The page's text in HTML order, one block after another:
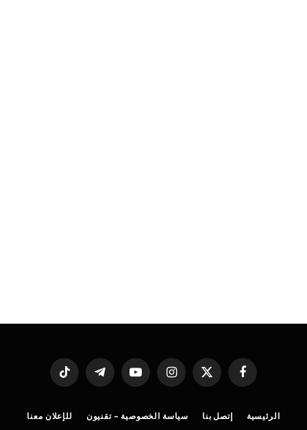
فيسبوك
X
الانستغراميوتيوب تيلقرام تيكتوك
الرئيسية إتصل بنا سياسة الخصوصية – تقنيون للإعلان معنا